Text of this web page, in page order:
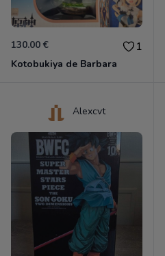
130.00 € 1
Kotobukiya de Barbara
Alexcvt